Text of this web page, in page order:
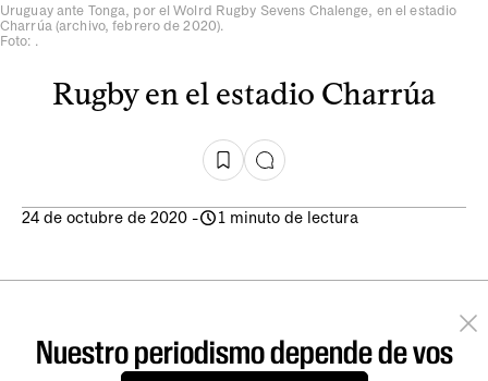
Uruguay ante Tonga, por el Wolrd Rugby Sevens Chalenge, en el estadio
Charrúa (archivo, febrero de 2020).
Foto: .
Rugby en el estadio Charrúa
24 de octubre de 2020 - 1 minuto de lectura
Nuestro periodismo depende de vos